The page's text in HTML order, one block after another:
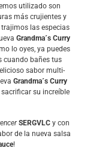
utilizado son
más crujientes y
las especias
Grandma´s Curry
lo oyes, ya puedes
cuando bañes tus
sabor multi-
Grandma´s Curry
su increíble
SERGVLCy con
de la nueva salsa
!